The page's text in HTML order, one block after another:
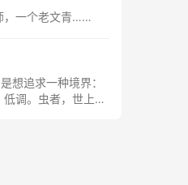
，一个老文青……
想追求一种境界：
调。虫者，世上最